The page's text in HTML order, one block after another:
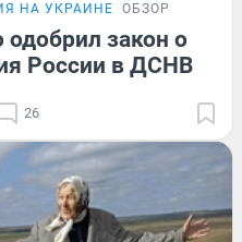
НА УКРАИНЕ ОБЗОР
закон о
России в ДСНВ
26